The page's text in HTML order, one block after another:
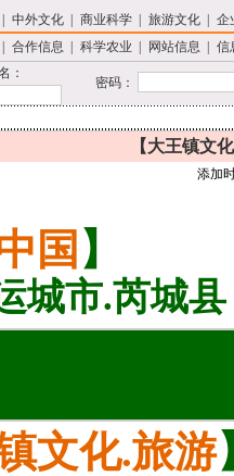
中外文化 商业科学 旅游文化
企
合作信息 科学农业 网站信息
信
：
密码：
【大王镇文
添加
国 】
城市.芮城
文化.旅游